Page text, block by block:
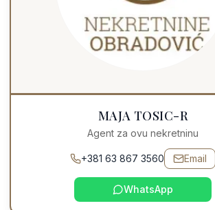
MAJA TOSIC-R
Agent za ovu nekretninu
+381 63 867 3560 Email
WhatsApp